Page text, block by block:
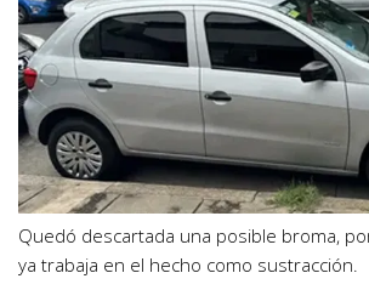
Quedó descartada una posible broma,
ya trabaja en el hecho como sustracción.